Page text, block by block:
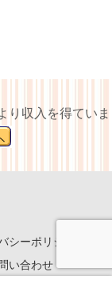
り収入を得ていま
シーポリシー
い合わせ